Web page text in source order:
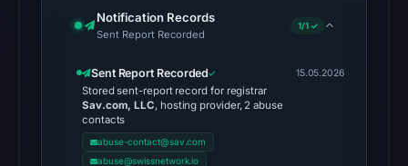
that
domain
resolves
IP
address
Notification Records
Sent Report Recorded
1/1 ✓
Sent Report Recorded
Stored sent-report record for registrar
Sav.com, LLC, hosting provider, 2 abuse
contacts
abuse-contact@sav.com
abuse@swissnetwork.io
15.05.2026